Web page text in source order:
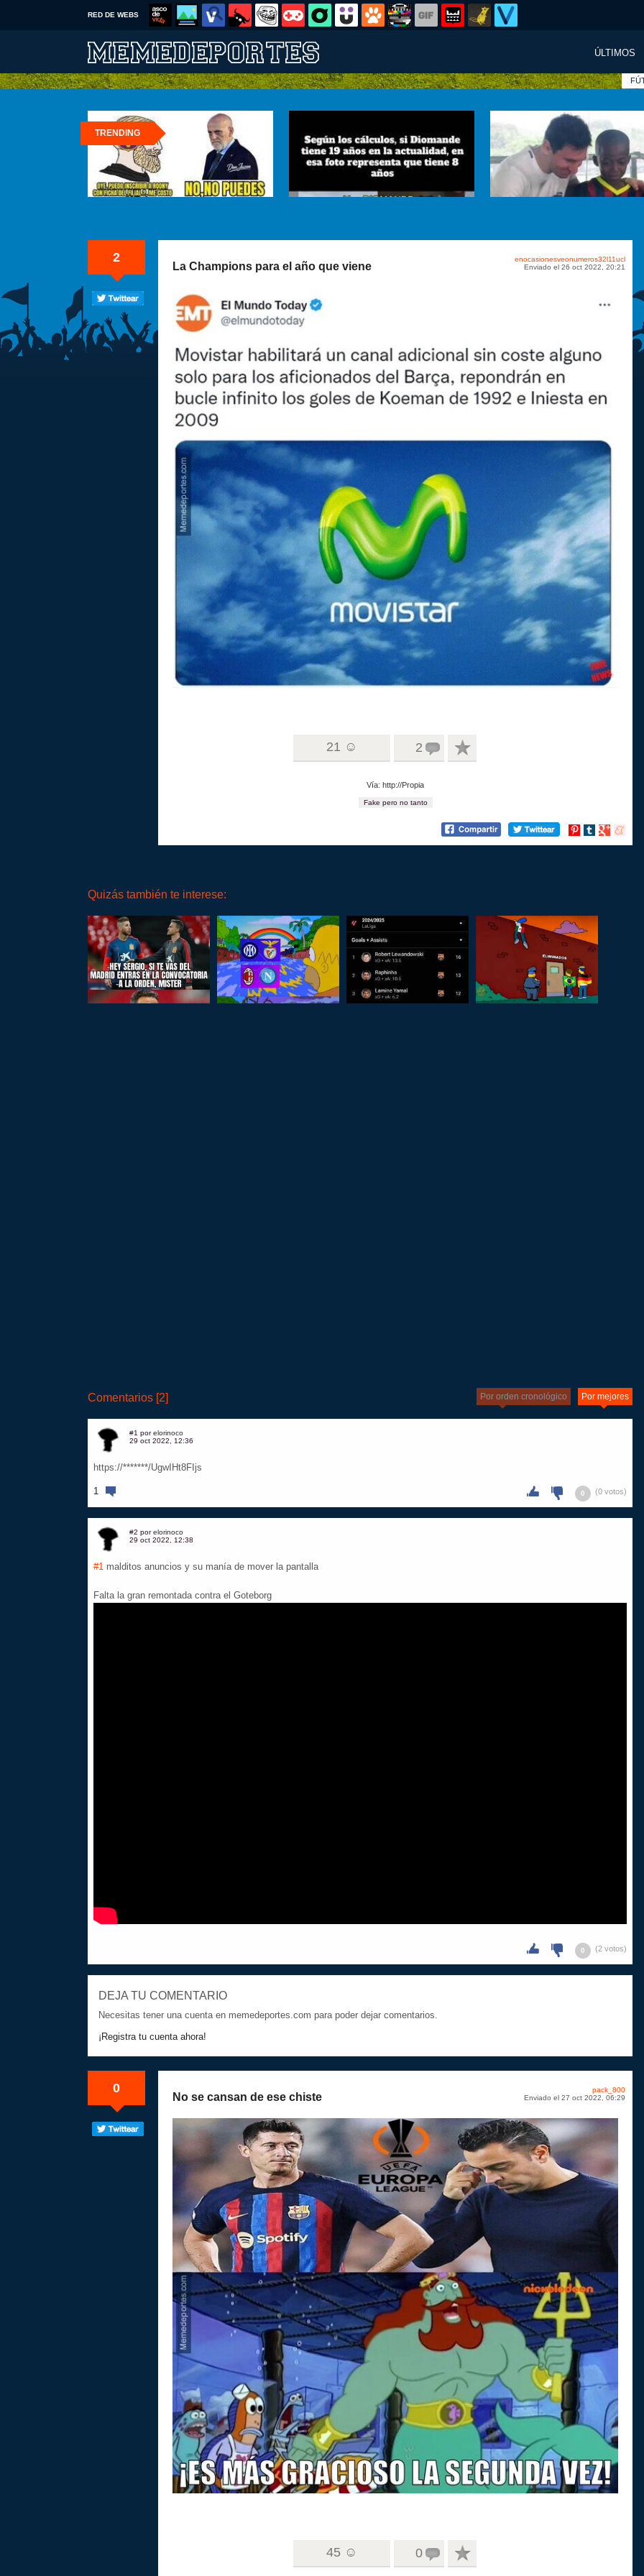
RED DE WEBS
ÚLTIMOS
TRENDING
2
enocasionesveonumeros32l11ucl
Enviado el 26 oct 2022, 20:21
La Champions para el año que viene
21 ☺ 2
Vía: http://Propia
Fake pero no tanto
Compartir
Compartir
Compartir
Quizás también te interese:
Comentarios [2] Por mejores
Por orden cronológico
#1 porelorinoco
29 oct 2022, 12:36
https://*******/UgwIHt8FIjs
1 0 (0 votos)
#2 porelorinoco
29 oct 2022, 12:38
#1 malditos anuncios y su manía de mover la pantalla
Falta la gran remontada contra el Goteborg
0 (2 votos)
DEJA TU COMENTARIO
Necesitas tener una cuenta en memedeportes.com para poder dejar comentarios.
¡Registra tu cuenta ahora!
0
pack_800
Enviado el 27 oct 2022, 06:29
No se cansan de ese chiste
45 ☺ 0